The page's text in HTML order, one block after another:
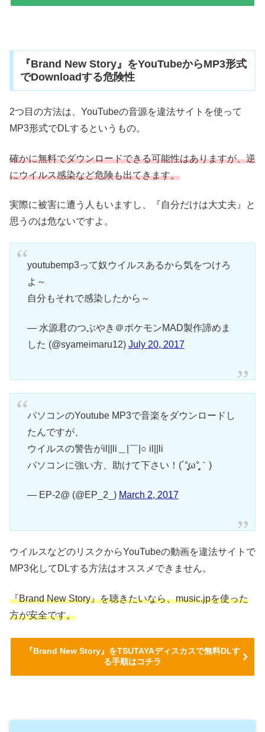
『Brand New Story』をYouTubeからMP3形式
でDownloadする危険性
2つ目の方法は、YouTubeの音源を違法サイトを使って
MP3形式でDLするというもの。
確かに無料でダウンロードできる可能性はありますが、逆
にウイルス感染など危険も出てきます。
実際に被害に遭う人もいますし、『自分だけは大丈夫』と
思うのは危ないですよ。
youtubemp3って奴ウイルスあるから気をつけろ
よ～
自分もそれで感染したから～
— 水源君のつぶやき＠ポケモンMAD製作諦めま
した (@syameimaru12) July 20, 2017
パソコンのYoutube MP3で音楽をダウンロードし
たんですが、
ウイルスの警告がil||li＿|￣|○ il||li
パソコンに強い方、助けて下さい！(´°̥̥̥ω°̥̥̥｀)
— EP-2@ (@EP_2_) March 2, 2017
ウイルスなどのリスクからYouTubeの動画を違法サイトで
MP3化してDLする方法はオススメできません。
『Brand New Story』を聴きたいなら、music.jpを使った
方が安全です。
『Brand New Story』をTSUTAYAディスカスで無料DLす
る手順はコチラ